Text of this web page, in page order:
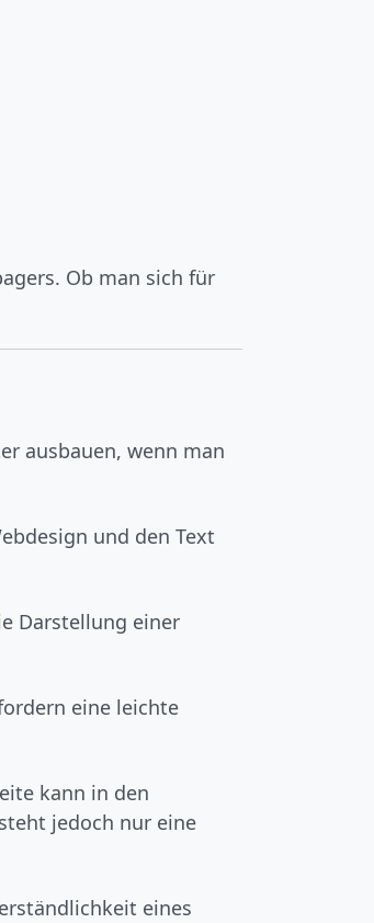
Ob man sich für
ausbauen, wenn man
und den Text
Darstellung einer
eine leichte
kann in den
jedoch nur eine
eines